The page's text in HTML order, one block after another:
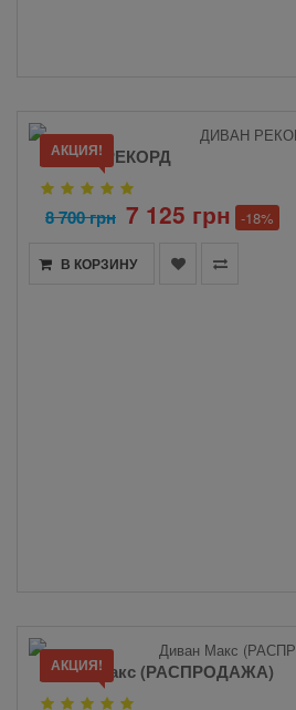
АКЦИЯ!
ДИВАН РЕКОРД
8 700 грн 7 125 грн -18%
В КОРЗИНУ
АКЦИЯ!
Диван Макс (РАСПРОДАЖА)